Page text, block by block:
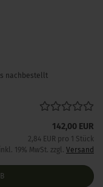
nachbestellt
142,00 EUR
2,84 EUR pro 1 Stück
inkl. 19% MwSt. zzgl. Versand